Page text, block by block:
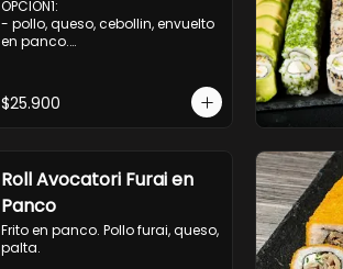
OPCION1:
- pollo, queso, cebollin, envuelto
en panco.
- palmito, pepino, queso,
envuelto en palta.
- pollo, queso, cebollin, envuelto
en panco.
- camaron, queso, cebollin,
envuelto en palta.
- palmito, pepino, queso,
$25.900
Roll Avocatori Furai en
Panco
Frito en panco. Pollo furai, queso,
palta.